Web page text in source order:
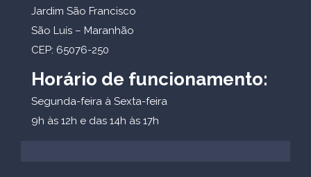
Jardim São Francisco
São Luís – Maranhão
CEP: 65076-250
Horário de funcionamento:
Segunda-feira à Sexta-feira
9h às 12h e das 14h às 17h